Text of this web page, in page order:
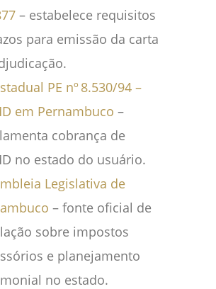
– estabelece requisitos
para emissão da carta
PE nº 8.530/94 –
em Pernambuco –
cobrança de
no estado do usuário.
Legislativa de
– fonte oficial de
sobre impostos
e planejamento
no estado.